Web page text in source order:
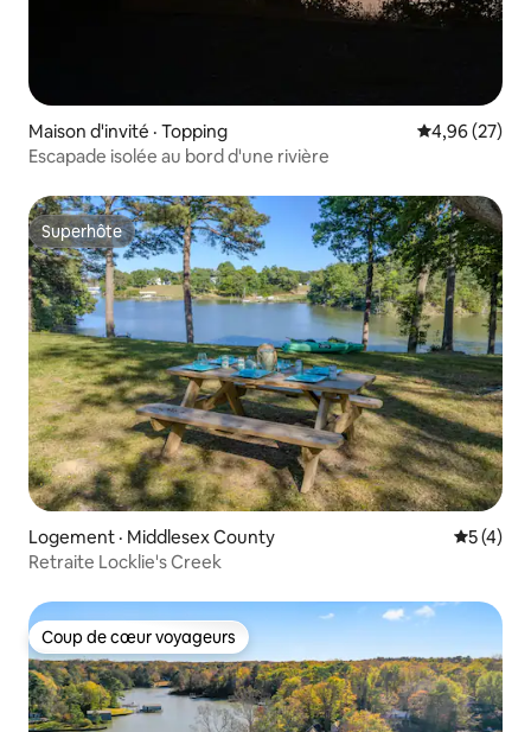
Maison d'invité · Topping Note
4,96 (27)
Escapade isolée au bord d'une rivière
Superhôte
Superhôte
Logement · Middlesex County Note
5 (4)
Retraite Locklie's Creek
Coup de cœur voyageurs
Coup de cœur voyageurs